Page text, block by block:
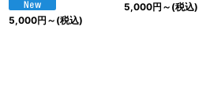
5,000円 ～ (税込)
5,000円 ～ (税込)